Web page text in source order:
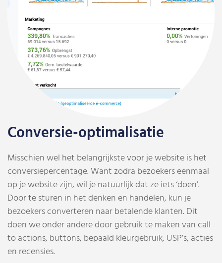
Conversie-optimalisatie
Misschien wel het belangrijkste voor je website is het
conversiepercentage. Want zodra bezoekers eenmaal
op je website zijn, wil je natuurlijk dat ze iets ‘doen’.
Door te sturen in het denken en handelen, kun je
bezoekers converteren naar betalende klanten. Dit
doen we onder andere door gebruik te maken van call
to actions, buttons, bepaald kleurgebruik, USP’s, acties
en recensies.